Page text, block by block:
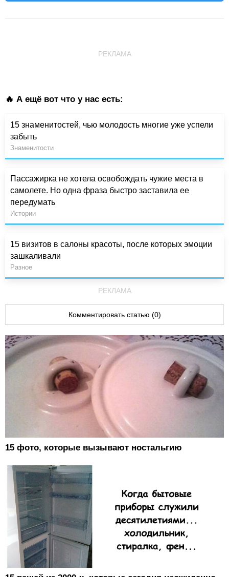
РЕКЛАМА
🔥 А ещё вот что у нас есть:
15 знаменитостей, чью молодость многие уже успели
забыть
Знаменитости
Пассажирка не хотела освобождать чужие места в
самолете. Но одна фраза быстро заставила ее
передумать
Истории
15 визитов в салоны красоты, после которых эмоции
зашкаливали
Разное
РЕКЛАМА
Комментировать статью (0)
15 фото, которые вызывают ностальгию